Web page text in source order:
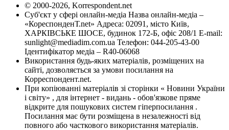
© 2000-2026, Korrespondent.net
Суб'єкт у сфері онлайн-медіа Назва онлайн-медіа –
«КореспонденТ.net» Адреса: 02091, місто Київ,
ХАРКІВСЬКЕ ШОСЕ, будинок 172-Б, офіс 208/1 E-mail:
sunlight@mediadim.com.ua Телефон: 044-205-43-00
Ідентифікатор медіа – R40-06068
Використання будь-яких матеріалів, розміщених на
сайті, дозволяється за умови посилання на
Корреспондент.net.
При копіюванні матеріалів зі сторінки « Новини України
і світу» , для інтернет - видань - обов'язкове пряме
відкрите для пошукових систем гіперпосилання .
Посилання має бути розміщена в незалежності від
повного або часткового використання матеріалів.